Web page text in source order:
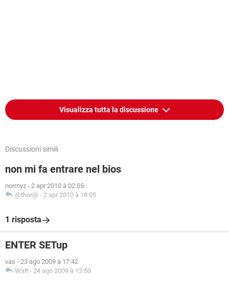
Visualizza tutta la discussione
Discussioni simili
non mi fa entrare nel bios
normyz - 2 apr 2010 à 02:05
@thor@ - 2 apr 2010 à 18:05
1 risposta
ENTER SETup
vas - 23 ago 2009 à 17:42
Walt - 24 ago 2009 à 12:50